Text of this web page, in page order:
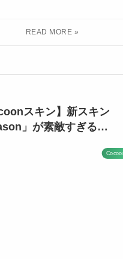
スキン】新スキン
」が素敵すぎる…